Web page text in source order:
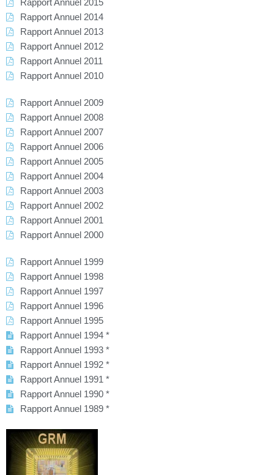
Rapport Annuel 2015
Rapport Annuel 2014
Rapport Annuel 2013
Rapport Annuel 2012
Rapport Annuel 2011
Rapport Annuel 2010
Rapport Annuel 2009
Rapport Annuel 2008
Rapport Annuel 2007
Rapport Annuel 2006
Rapport Annuel 2005
Rapport Annuel 2004
Rapport Annuel 2003
Rapport Annuel 2002
Rapport Annuel 2001
Rapport Annuel 2000
Rapport Annuel 1999
Rapport Annuel 1998
Rapport Annuel 1997
Rapport Annuel 1996
Rapport Annuel 1995
Rapport Annuel 1994 *
Rapport Annuel 1993 *
Rapport Annuel 1992 *
Rapport Annuel 1991 *
Rapport Annuel 1990 *
Rapport Annuel 1989 *